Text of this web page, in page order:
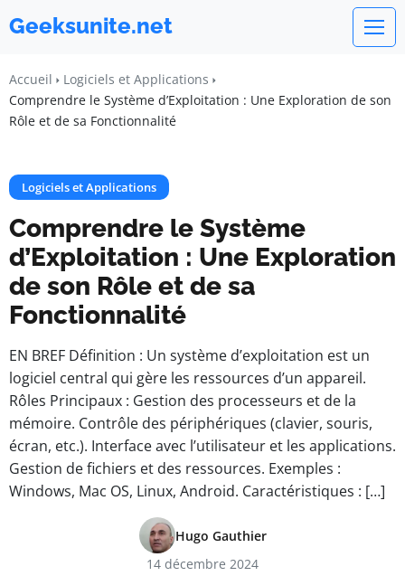
Geeksunite.net
Accueil
Logiciels et Applications
Comprendre le Système d’Exploitation : Une Exploration de son
Rôle et de sa Fonctionnalité
Logiciels et Applications
Comprendre le Système
d’Exploitation : Une Exploration
de son Rôle et de sa
Fonctionnalité
EN BREF Définition : Un système d’exploitation est un
logiciel central qui gère les ressources d’un appareil.
Rôles Principaux : Gestion des processeurs et de la
mémoire. Contrôle des périphériques (clavier, souris,
écran, etc.). Interface avec l’utilisateur et les applications.
Gestion de fichiers et des ressources. Exemples :
Windows, Mac OS, Linux, Android. Caractéristiques : […]
Hugo Gauthier
14 décembre 2024